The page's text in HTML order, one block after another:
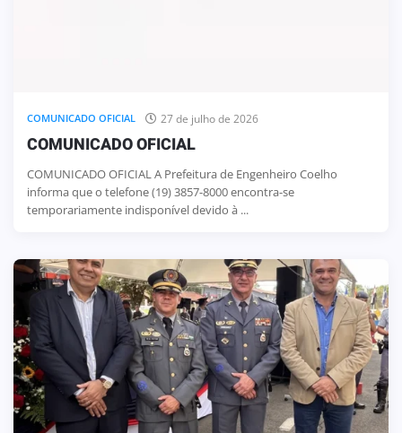
COMUNICADO OFICIAL 27 de julho de 2026
COMUNICADO OFICIAL
COMUNICADO OFICIAL A Prefeitura de Engenheiro Coelho
informa que o telefone (19) 3857-8000 encontra-se
temporariamente indisponível devido à ...